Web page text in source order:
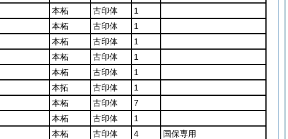
本柘 古印体
1
本柘 古印体
1
本柘 古印体
1
本柘 古印体
1
本柘 古印体
1
本拓 古印体
1
本柘 古印体
7
本柘 古印体
1
本柘 古印体 4 国保専用